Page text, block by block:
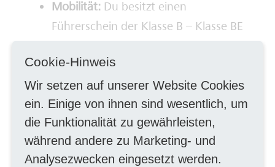
Mobilität: Du besitzt einen
Führerschein der Klasse B – Klasse BE
Freue Dich auf
Folgendes
Faires und attraktives Gesamtpaket:
Cookie-Hinweis
Wir setzen auf unserer Website Cookies
ein. Einige von ihnen sind wesentlich, um
die Funktionalität zu gewährleisten,
während andere zu Marketing- und
Analysezwecken eingesetzt werden.